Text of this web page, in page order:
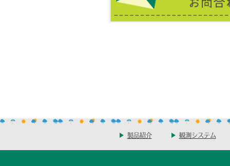
製品紹介 観測システム